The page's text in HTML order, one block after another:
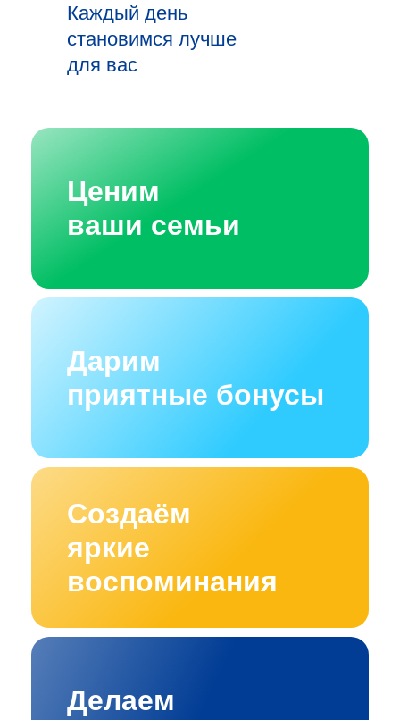
Каждый день
становимся лучше
для вас
Дарим
приятные бонусы
Ценим
ваши семьи
Создаём
яркие
воспоминания
Делаем